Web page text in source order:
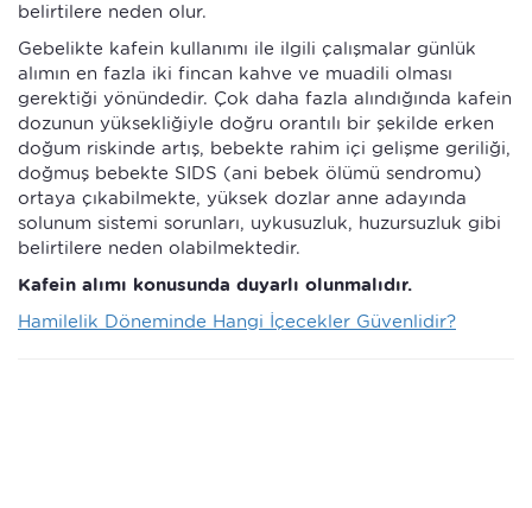
belirtilere neden olur.
Gebelikte kafein kullanımı ile ilgili çalışmalar günlük
alımın en fazla iki fincan kahve ve muadili olması
gerektiği yönündedir. Çok daha fazla alındığında kafein
dozunun yüksekliğiyle doğru orantılı bir şekilde erken
doğum riskinde artış, bebekte rahim içi gelişme geriliği,
doğmuş bebekte SIDS (ani bebek ölümü sendromu)
ortaya çıkabilmekte, yüksek dozlar anne adayında
solunum sistemi sorunları, uykusuzluk, huzursuzluk gibi
belirtilere neden olabilmektedir.
Kafein alımı konusunda duyarlı olunmalıdır.
Hamilelik Döneminde Hangi İçecekler Güvenlidir?